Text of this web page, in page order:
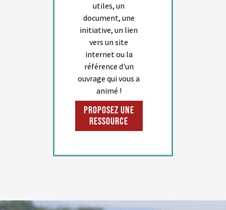
utiles, un
document, une
initiative, un lien
vers un site
internet ou la
référence d'un
ouvrage qui vous a
animé !
Proposez une
ressource